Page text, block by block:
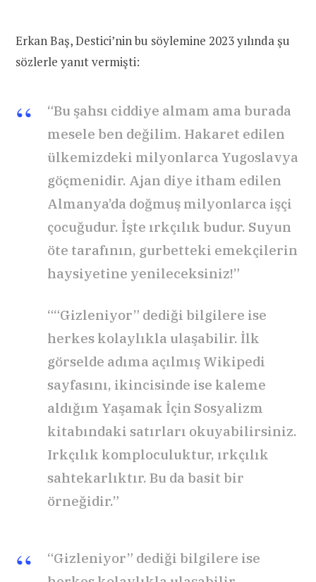
Erkan Baş, Destici’nin bu söylemine 2023 yılında şu
sözlerle yanıt vermişti:
“Bu şahsı ciddiye almam ama burada
mesele ben değilim. Hakaret edilen
ülkemizdeki milyonlarca Yugoslavya
göçmenidir. Ajan diye itham edilen
Almanya’da doğmuş milyonlarca işçi
çocuğudur. İşte ırkçılık budur. Suyun
öte tarafının, gurbetteki emekçilerin
haysiyetine yenileceksiniz!”
““Gizleniyor” dediği bilgilere ise
herkes kolaylıkla ulaşabilir. İlk
görselde adıma açılmış Wikipedi
sayfasını, ikincisinde ise kaleme
aldığım Yaşamak İçin Sosyalizm
kitabındaki satırları okuyabilirsiniz.
Irkçılık komploculuktur, ırkçılık
sahtekarlıktır. Bu da basit bir
örneğidir.”
“Gizleniyor” dediği bilgilere ise